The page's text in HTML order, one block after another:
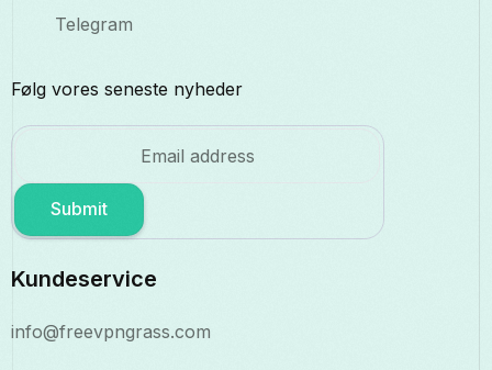
Telegram
Følg vores seneste nyheder
Submit
Kundeservice
info@freevpngrass.com